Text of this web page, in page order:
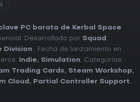
PC barata de Kerbal Space
Desarrollado por Squad .
Division . Fecha de lanzamiento en
Indie, Simulation. Categorías:
Trading Cards, Steam Workshop,
Cloud , Partial Controller Support.